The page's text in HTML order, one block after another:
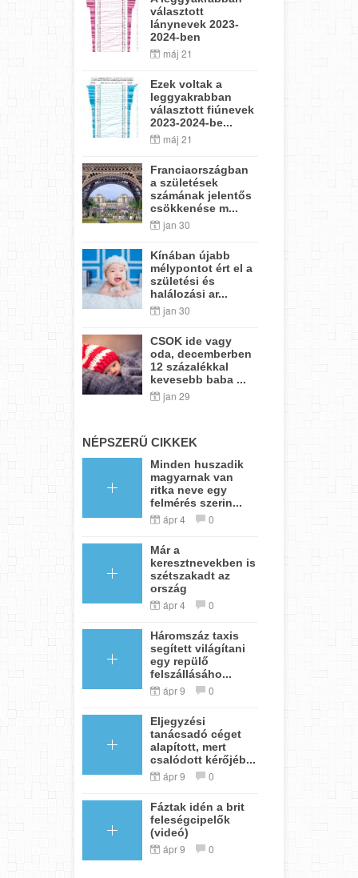
választott
lánynevek 2023-
2024-ben
máj 21
Ezek voltak a
leggyakrabban
választott fiúnevek
2023-2024-be...
máj 21
Franciaországban
a születések
számának jelentős
csökkenése m...
jan 30
Kínában újabb
mélypontot ért el a
születési és
halálozási ar...
jan 30
CSOK ide vagy
oda, decemberben
12 százalékkal
kevesebb baba ...
jan 29
NÉPSZERŰ CIKKEK
Minden huszadik
magyarnak van
ritka neve egy
felmérés szerin...
ápr 4 0
Már a
keresztnevekben is
szétszakadt az
ország
ápr 4 0
Háromszáz taxis
segített világítani
egy repülő
felszállásáho...
ápr 9 0
Eljegyzési
tanácsadó céget
alapított, mert
csalódott kérőjéb...
ápr 9 0
Fáztak idén a brit
feleségcipelők
(videó)
ápr 9 0